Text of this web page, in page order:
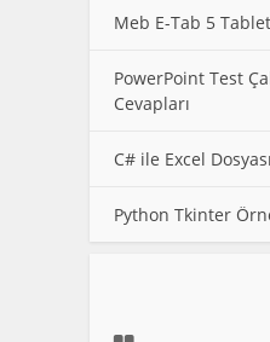
Meb E-Tab 5
PowerPoint Test
Cevapları
C# ile Excel
Python Tkinter